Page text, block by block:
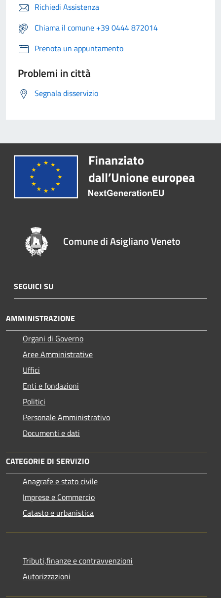
Richiedi Assistenza
Chiama il comune +39 0444 872014
Prenota un appuntamento
Problemi in città
Segnala disservizio
Comune di Asigliano Veneto
SEGUICI SU
AMMINISTRAZIONE
Organi di Governo
Aree Amministrative
Uffici
Enti e fondazioni
Politici
Personale Amministrativo
Documenti e dati
CATEGORIE DI SERVIZIO
Anagrafe e stato civile
Imprese e Commercio
Catasto e urbanistica
Tributi,finanze e contravvenzioni
Autorizzazioni